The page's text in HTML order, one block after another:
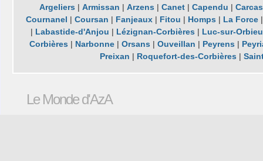
Argeliers |Armissan |Arzens |Canet |Capendu |
Cournanel | Coursan | Fanjeaux| Fitou | Homps | La Force
| Labastide-d'Anjou | Lézignan-Corbières | Luc-sur-Orbieu
Corbières | Narbonne |Orsans |Ouveillan | Peyrens |
Preixan | Roquefort-des-Corbières |
Le Monde d'AzA